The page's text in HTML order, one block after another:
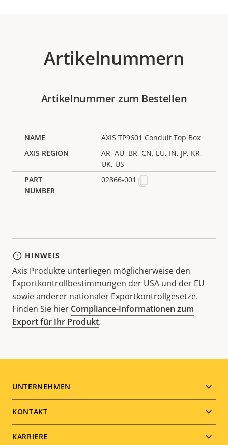
Artikelnummern
Artikelnummer zum Bestellen
AXIS TP9601 Conduit Top Box
AR, AU, BR, CN, EU, IN, JP, KR,
UK, US
02866-001
HINWEIS
Axis Produkte unterliegen möglicherweise den
Exportkontrollbestimmungen der USA und der EU
sowie anderer nationaler Exportkontrollgesetze.
Finden Sie hier Compliance-Informationen zum
Export für Ihr Produkt.
Footer
menu
UNTERNEHMEN
KONTAKT
KARRIERE